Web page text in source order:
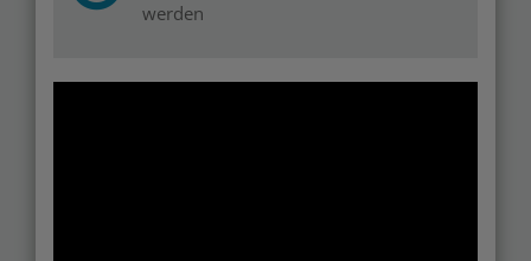
werden